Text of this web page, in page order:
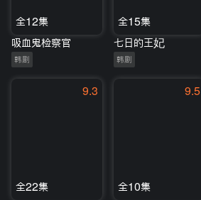
全12集
吸血鬼检察官
韩剧
全15集
七日的王妃
韩剧
9.3
全22集
9.5
全10集